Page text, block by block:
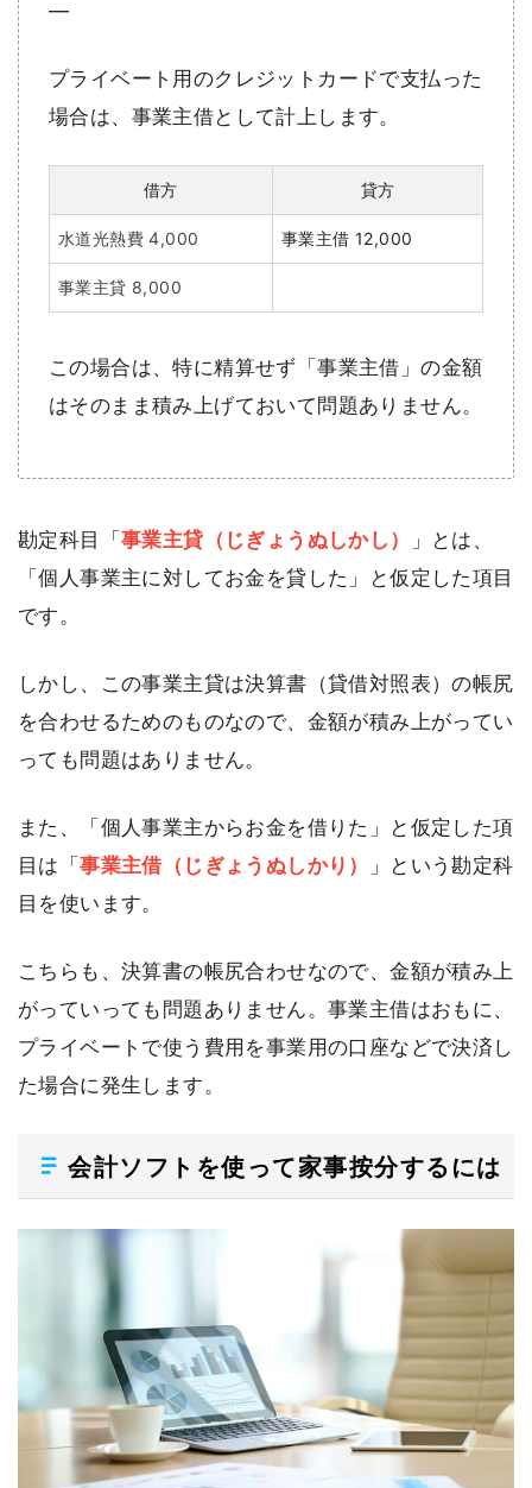
—
プライベート用のクレジットカードで支払った
場合は、事業主借として計上します。
借方 貸方
水道光熱費 4,000 事業主借 12,000
事業主貸 8,000
この場合は、特に精算せず「事業主借」の金額
はそのまま積み上げておいて問題ありません。
勘定科目「 事業主貸（じぎょうぬしかし）
」とは、
「個人事業主に対してお金を貸した」と仮定した項目
です。
しかし、この事業主貸は決算書（貸借対照表）の帳尻
を合わせるためのものなので、金額が積み上がってい
っても問題はありません。
また、「個人事業主からお金を借りた」と仮定した項
目は「事業主借（じぎょうぬしかり）
」という勘定科
目を使います。
こちらも、決算書の帳尻合わせなので、金額が積み上
がっていっても問題ありません。事業主借はおもに、
プライベートで使う費用を事業用の口座などで決済し
た場合に発生します。
会計ソフトを使って家事按分するには